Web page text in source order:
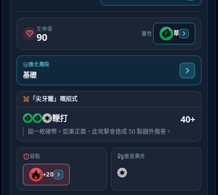
生命值
90 屬性 草
進化階段
基礎
「尖牙籠」嘅招式
鞭打
拋一枚硬幣。如果正面，此攻擊會造成 50 點額外傷害。
40+
弱點
+20
撤退費用